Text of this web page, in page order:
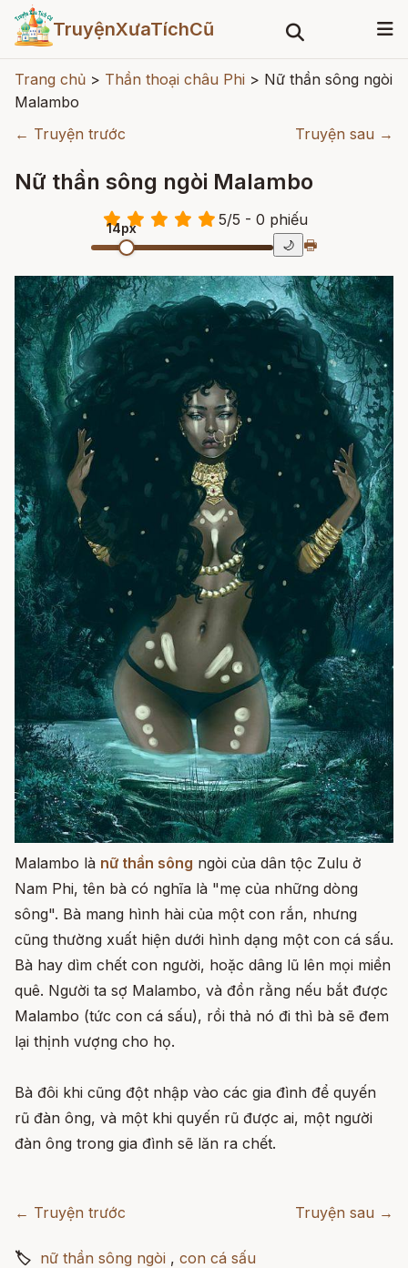
TruyệnXưaTíchCũ
Trang chủ > Thần thoại châu Phi > Nữ thần sông ngòi
Malambo
← Truyện trước
Truyện sau →
Nữ thần sông ngòi Malambo
5/5 - 0 phiếu
14px
🌙 🖶
Malambo là nữ thần sông ngòi của dân tộc Zulu ở
Nam Phi, tên bà có nghĩa là "mẹ của những dòng
sông". Bà mang hình hài của một con rắn, nhưng
cũng thường xuất hiện dưới hình dạng một con cá sấu.
Bà hay dìm chết con người, hoặc dâng lũ lên mọi miền
quê. Người ta sợ Malambo, và đồn rằng nếu bắt được
Malambo (tức con cá sấu), rồi thả nó đi thì bà sẽ đem
lại thịnh vượng cho họ.
Bà đôi khi cũng đột nhập vào các gia đình để quyến
rũ đàn ông, và một khi quyến rũ được ai, một người
đàn ông trong gia đình sẽ lăn ra chết.
← Truyện trước Truyện sau →
🏷 nữ thần sông ngòi , con cá sấu